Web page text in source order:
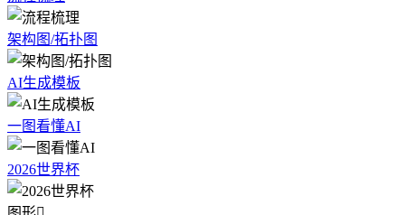
架构图/拓扑图
AI生成模板
一图看懂AI
2026世界杯